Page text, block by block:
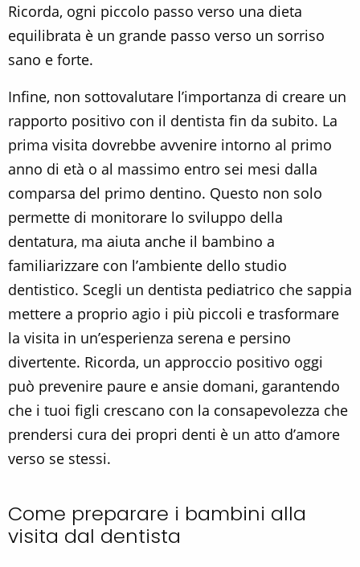
Ricorda, ogni piccolo passo verso una dieta
equilibrata è un grande passo verso un sorriso
sano e forte.
Infine, non sottovalutare l’importanza di creare un
rapporto positivo con il dentista fin da subito. La
prima visita dovrebbe avvenire intorno al primo
anno di età o al massimo entro sei mesi dalla
comparsa del primo dentino. Questo non solo
permette di monitorare lo sviluppo della
dentatura, ma aiuta anche il bambino a
familiarizzare con l’ambiente dello studio
dentistico. Scegli un dentista pediatrico che sappia
mettere a proprio agio i più piccoli e trasformare
la visita in un’esperienza serena e persino
divertente. Ricorda, un approccio positivo oggi
può prevenire paure e ansie domani, garantendo
che i tuoi figli crescano con la consapevolezza che
prendersi cura dei propri denti è un atto d’amore
verso se stessi.
Come preparare i bambini alla
visita dal dentista